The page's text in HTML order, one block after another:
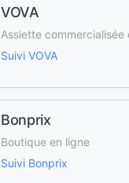
VOVA
Assiette commercialisée
Suivi VOVA
Bonprix
Boutique en ligne
Suivi Bonprix